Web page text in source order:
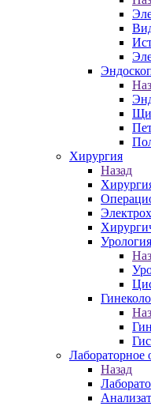
Хирургия
Назад
Урология
Лабораторное
Назад